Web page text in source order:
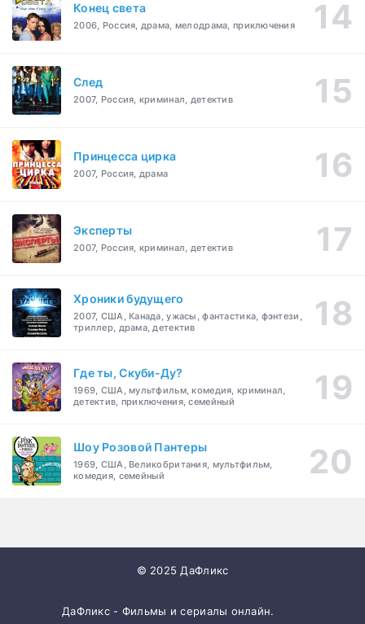
Конец света
2006, Россия, драма, мелодрама, приключения
След
2007, Россия, криминал, детектив
Принцесса цирка
2007, Россия, драма
Эксперты
2007, Россия, криминал, детектив
Хроники будущего
2007, США, Канада, ужасы, фантастика, фэнтези,
триллер, драма, детектив
Где ты, Скуби-Ду?
1969, США, мультфильм, комедия, криминал,
детектив, приключения, семейный
Шоу Розовой Пантеры
1969, США, Великобритания, мультфильм,
комедия, семейный
© 2025 ДаФликс
ДаФликс - Фильмы и сериалы онлайн.